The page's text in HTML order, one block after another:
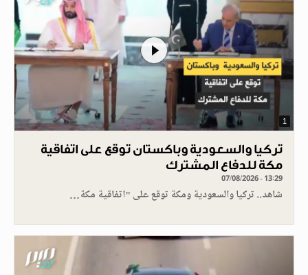
1
تركيا والسعودية وباكستان توقع على اتفاقية
مكة للدفاع المشترك
07/08/2026 - 13:29
شاهد.. تركيا والسعودية ومكة توقع على "اتفاقية مكة…